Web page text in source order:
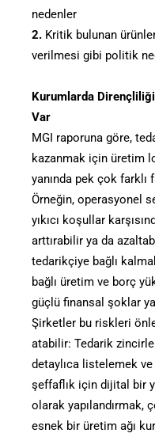
nedenler
2. Kritik bulunan
verilmesi gibi politik
Kurumlarda
Var
MGI raporuna göre,
kazanmak için üretim
yanında pek çok
Örneğin, operasyonel
yıkıcı koşullar
arttırabilir ya da
tedarikçiye bağlı
bağlı üretim ve borç
güçlü finansal şoklar
Şirketler bu riskleri
atabilir: Tedarik
detaylıca listelemek
şeffaflık için dijital bir
olarak yapılandırmak,
esnek bir üretim ağı